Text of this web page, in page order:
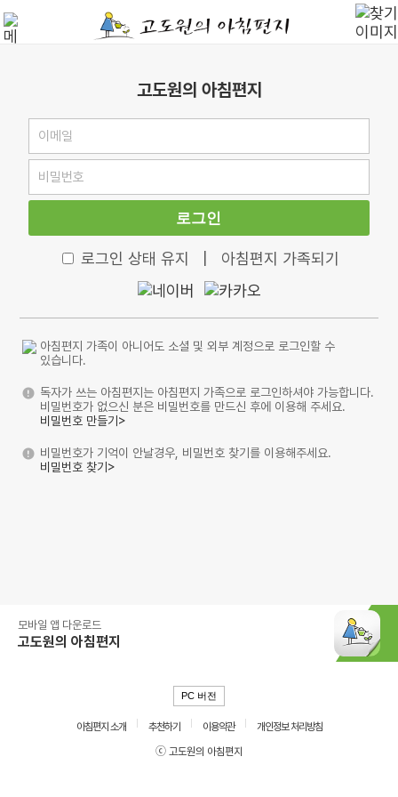
고도원의 아침편지
로그인
로그인 상태 유지 아침편지 가족되기
아침편지 가족이 아니어도 소셜 및 외부 계정으로 로그인할 수
있습니다.
독자가 쓰는 아침편지는 아침편지 가족으로 로그인하셔야 가능합니다.
비밀번호가 없으신 분은 비밀번호를 만드신 후에 이용해 주세요.
비밀번호 만들기>
비밀번호가 기억이 안날경우, 비밀번호 찾기를 이용해주세요.
비밀번호 찾기>
모바일 앱 다운로드
고도원의 아침편지
PC 버전
아침편지 소개 추천하기 이용약관
개인정보 처리방침
ⓒ 고도원의 아침편지